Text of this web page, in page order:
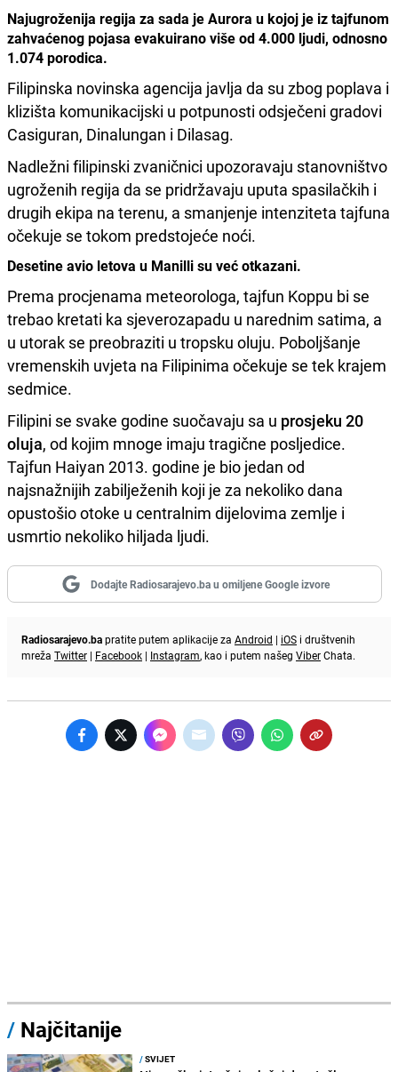
Najugroženija regija za sada je Aurora u kojoj je iz tajfunom
zahvaćenog pojasa evakuirano više od 4.000 ljudi, odnosno
1.074 porodica.
Filipinska novinska agencija javlja da su zbog poplava i
klizišta komunikacijski u potpunosti odsječeni gradovi
Casiguran, Dinalungan i Dilasag.
Nadležni filipinski zvaničnici upozoravaju stanovništvo
ugroženih regija da se pridržavaju uputa spasilačkih i
drugih ekipa na terenu, a smanjenje intenziteta tajfuna
očekuje se tokom predstojeće noći.
Desetine avio letova u Manilli su već otkazani.
Prema procjenama meteorologa, tajfun Koppu bi se
trebao kretati ka sjeverozapadu u narednim satima, a
u utorak se preobraziti u tropsku oluju. Poboljšanje
vremenskih uvjeta na Filipinima očekuje se tek krajem
sedmice.
Filipini se svake godine suočavaju sa u prosjeku 20
oluja, od kojim mnoge imaju tragične posljedice.
Tajfun Haiyan 2013. godine je bio jedan od
najsnažnijih zabilježenih koji je za nekoliko dana
opustošio otoke u centralnim dijelovima zemlje i
usmrtio nekoliko hiljada ljudi.
Dodajte Radiosarajevo.ba u omiljene Google izvore
Radiosarajevo.bapratite putem aplikacije za Android | iOS i društvenih
mreža Twitter | Facebook | Instagram, kao i putem našeg ViberChata.
/ Najčitanije
/SVIJET